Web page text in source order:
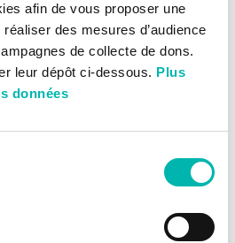
afin de vous proposer une
des mesures d’audience
de collecte de dons.
leur dépôt ci-dessous. Plus
données